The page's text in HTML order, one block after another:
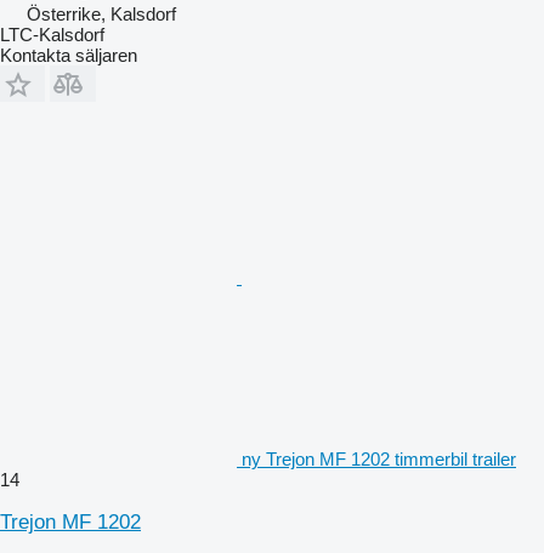
Österrike, Kalsdorf
LTC-Kalsdorf
Kontakta säljaren
ny Trejon MF 1202 timmerbil trailer
14
Trejon MF 1202